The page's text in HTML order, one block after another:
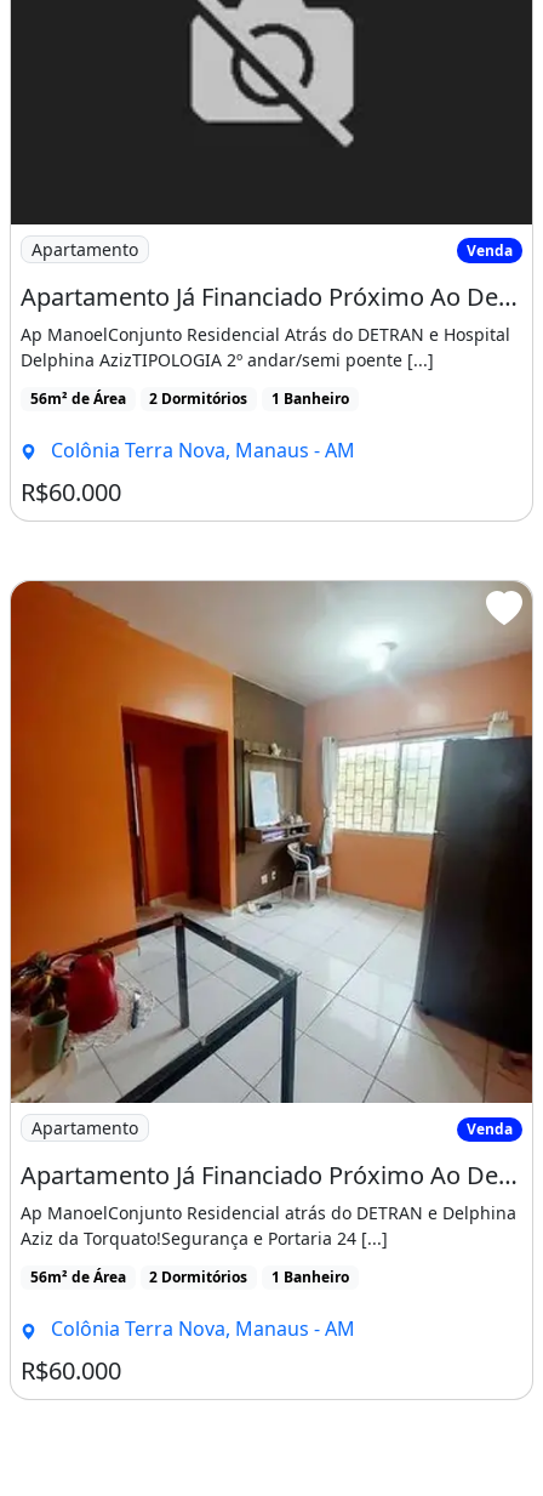
Apartamento Já Financiado Próximo Ao Detran e Delphina Aziz da Torquato
Delphina AzizTIPOLOGIA 2º andar/semi poente [...]
56m² de Área 2 Dormitórios 1 Banheiro
Colônia Terra Nova, Manaus - AM
R$60.000
Imagem: Apartamento Já Financiado Próximo Ao Detran
Apartamento Venda
Apartamento Já Financiado Próximo Ao Detran e Delphina Aziz da Torquato
Aziz da Torquato!Segurança e Portaria 24 [...]
56m² de Área 2 Dormitórios 1 Banheiro
Colônia Terra Nova, Manaus - AM
R$60.000